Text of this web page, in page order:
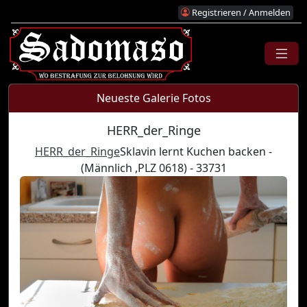
Registrieren / Anmelden
Neueste Galerie Fotos
HERR_der_Ringe
HERR_der_RingeSklavin lernt Kuchen backen -
(Männlich ,PLZ 0618) - 33731